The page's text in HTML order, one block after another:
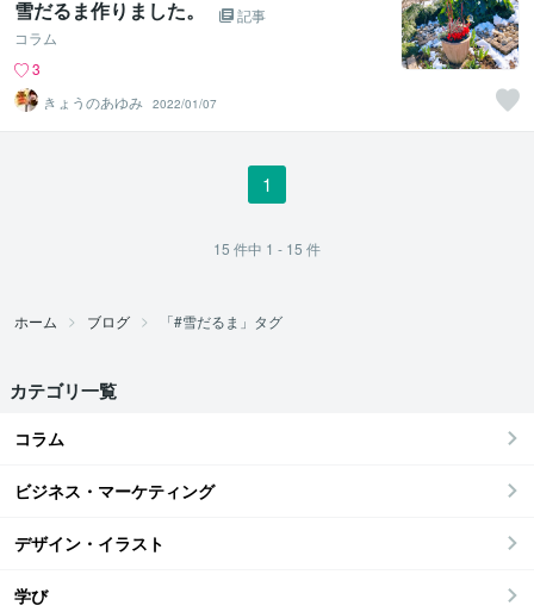
雪だるま作りました。
記事
コラム
3
きょうのあゆみ 2022/01/07
1
15 件中 1 - 15 件
ホーム ブログ 「#雪だるま」タグ
カテゴリ一覧
コラム
ビジネス・マーケティング
デザイン・イラスト
学び